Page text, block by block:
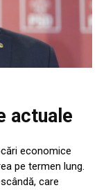
actuale
economice
pe termen lung.
care